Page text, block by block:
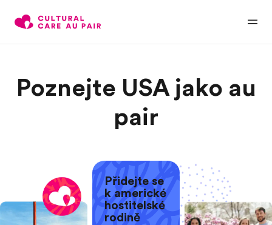
Poznejte USA jako au
pair
Přidejte se
k americké
hostitelské
rodině